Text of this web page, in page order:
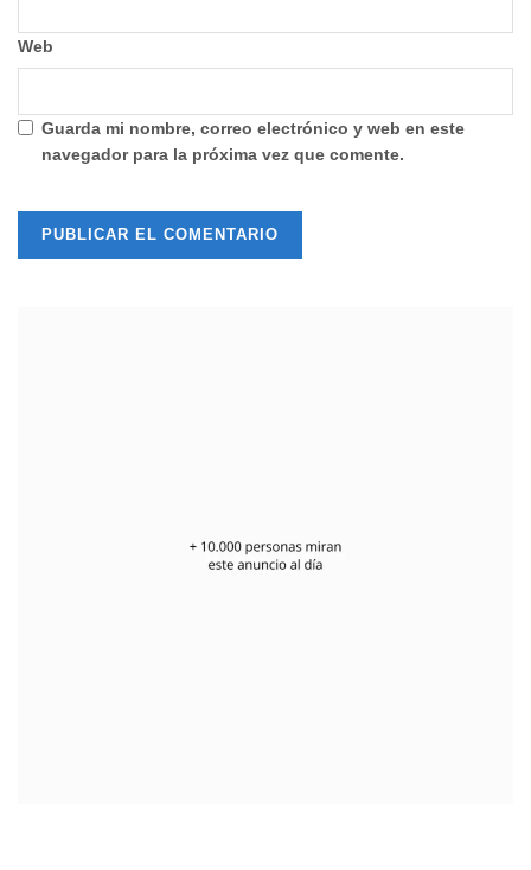
Web
Guarda mi nombre, correo electrónico y web en este
navegador para la próxima vez que comente.